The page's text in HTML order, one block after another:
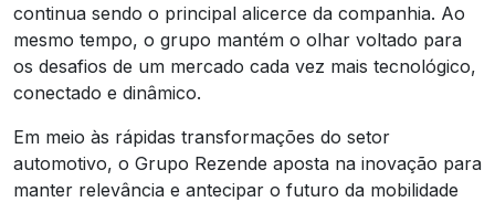
continua sendo o principal alicerce da companhia. Ao
mesmo tempo, o grupo mantém o olhar voltado para
os desafios de um mercado cada vez mais tecnológico,
conectado e dinâmico.
Em meio às rápidas transformações do setor
automotivo, o Grupo Rezende aposta na inovação para
manter relevância e antecipar o futuro da mobilidade